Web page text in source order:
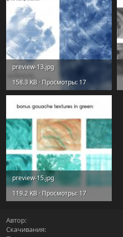
preview-13.jpg
158.3 KB · Просмотры: 17
preview-15.jpg
119.2 KB · Просмотры: 17
Автор
Скачивания